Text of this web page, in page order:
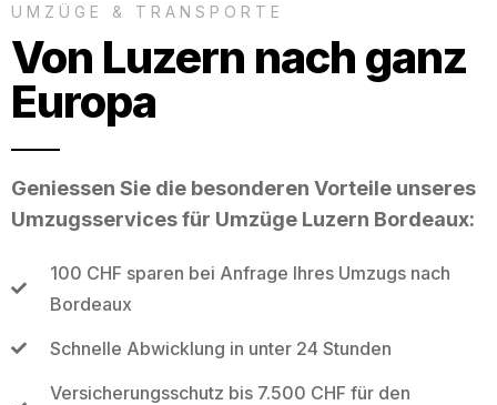
UMZÜGE & TRANSPORTE
Von Luzern nach ganz
Europa
Geniessen Sie die besonderen Vorteile unseres
Umzugsservices für Umzüge Luzern Bordeaux:
100 CHF sparen bei Anfrage Ihres Umzugs nach
Bordeaux
Schnelle Abwicklung in unter 24 Stunden
Versicherungsschutz bis 7.500 CHF für den